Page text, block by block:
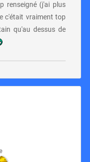
renseigné (j'ai plus
c'était vraiment top
qu'au dessus de